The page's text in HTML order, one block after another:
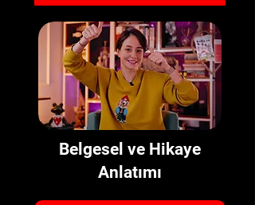
Belgesel ve Hikaye
Anlatımı